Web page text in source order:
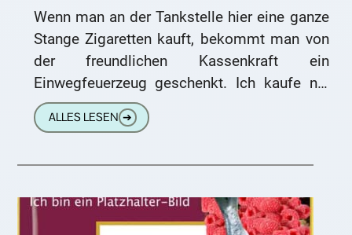
Wenn man an der Tankstelle hier eine ganze
Stange Zigaretten kauft, bekommt man von
der freundlichen Kassenkraft ein
Einwegfeuerzeug geschenkt. Ich kaufe nie
ganze Stangen Zigaretten, sondern immer
nur so
ALLES LESEN ➔